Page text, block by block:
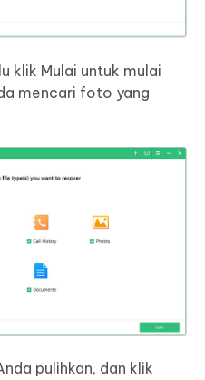
klik Mulai untuk mulai
mencari foto yang
pulihkan, dan klik